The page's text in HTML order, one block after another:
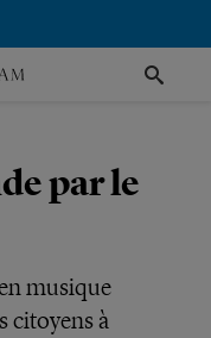
par le
musique
citoyens à